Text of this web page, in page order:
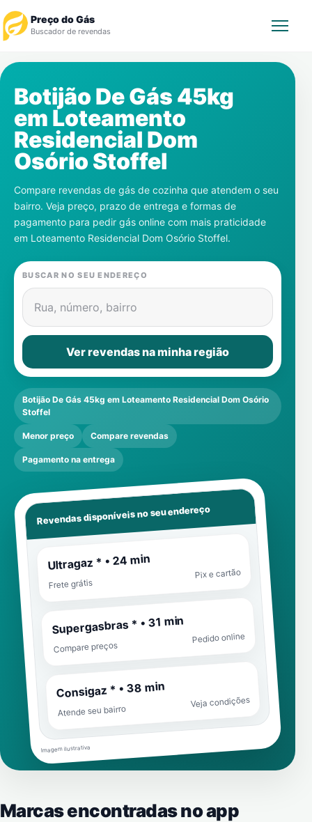
Preço do Gás
Buscador de revendas
Revendedor
Notícias
Cadastre-se
Gás
Botijão De Gás 45kg
em Loteamento
Residencial Dom
Osório Stoffel
Compare revendas de gás de cozinha que atendem o seu
bairro. Veja preço, prazo de entrega e formas de
pagamento para pedir gás online com mais praticidade
em Loteamento Residencial Dom Osório Stoffel.
BUSCAR NO SEU ENDEREÇO
Rua, número, bairro
Ver revendas na minha região
Botijão De Gás 45kg em Loteamento Residencial Dom Osório
Stoffel
Menor preço Compare revendas
Pagamento na entrega
Revendas disponíveis no seu endereço
Ultragaz * • 24 min
Frete grátis
Pix e cartão
Supergasbras * • 31 min
Compare preços
Pedido online
Consigaz * • 38 min
Atende seu bairro
Veja condições
Imagem ilustrativa
Marcas encontradas no app